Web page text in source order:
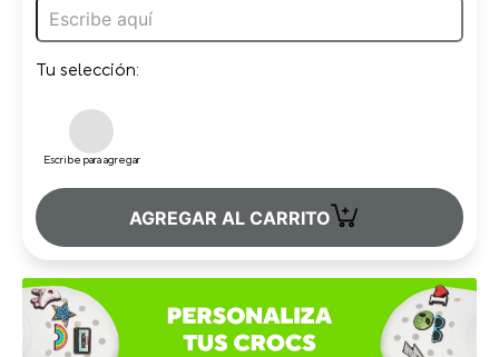
Tu selección:
Escribe para agregar
AGREGAR AL CARRITO +